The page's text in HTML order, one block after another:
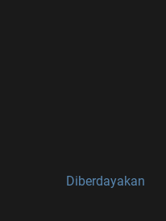
Diberdayakan